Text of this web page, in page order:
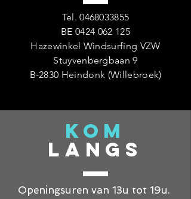
Tel.0468033855
BE0424 062 125
Hazewinkel Windsurfing VZW
Stuyvenbergbaan 9
B-2830 Heindonk (Willebroek)
KOM
LANGS
Openingsuren van 13u tot 19u.